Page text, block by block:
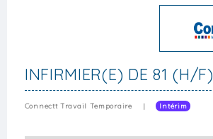
INFIRMIER(E) DE 81 (H/F)
Connectt Travail Temporaire | Intérim